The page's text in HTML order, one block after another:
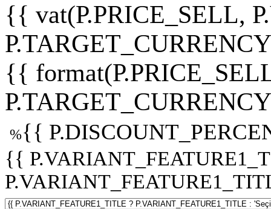
{{ vat(P.PRICE_SELL,
{{
%{{
{{